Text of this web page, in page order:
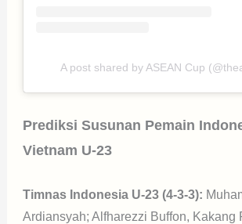
A post shared by ASEAN Cup
Prediksi Susunan Pemain
Vietnam U-23
Timnas Indonesia U-23 (4-3-3):
Ardiansyah; Alfharezzi Buffon, Kakang